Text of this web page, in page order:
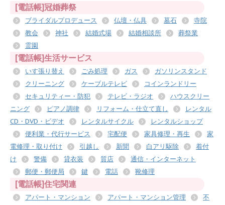
[電話帳]冠婚葬祭
ブライダルプロデュース 仏壇・仏具 墓石
寺院
教会
神社 結婚式場 結婚相談所
葬祭業
霊園
[電話帳]生活サービス
いす張り替え ごみ処理 ガス
ガソリンスタンド
クリーニング
ケーブルテレビ
コインランドリー
セキュリティー・防犯
テレビ・ラジオ
ハウスクリー
ニング
ピアノ調律 リフォーム・仕立て直し
レンタル
CD・DVD・ビデオ
レンタルサイクル
レンタルショップ
便利業・代行サービス
宅配便 家具修理・再生
家
電修理・取り付け
引越し 新聞 白アリ駆除
着付
け
警備 貸衣装 質店
通信・インターネット
郵便・郵便局
鍵 電話 靴修理
[電話帳]住宅関連
アパート・マンション アパート・マンション管理
不